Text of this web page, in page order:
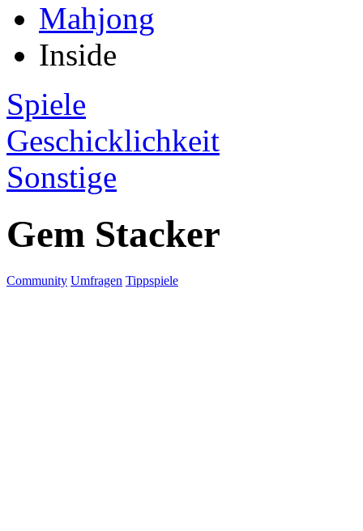
Mahjong
Inside
Spiele
Geschicklichkeit
Sonstige
Gem Stacker
Community Umfragen Tippspiele